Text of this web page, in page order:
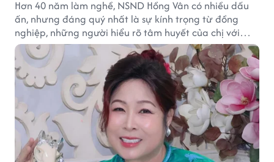
Hơn 40 năm làm nghề, NSND Hồng Vân có nhiều dấu
ấn, nhưng đáng quý nhất là sự kính trọng từ đồng
nghiệp, những người hiểu rõ tâm huyết của chị với
nghệ thuật.